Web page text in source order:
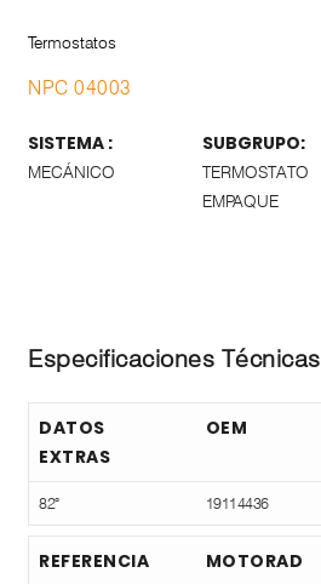
Termostatos
NPC 04003
SISTEMA :
MECÁNICO
SUBGRUPO:
TERMOSTATO
EMPAQUE
Especificaciones Técnicas
DATOS
EXTRAS
OEM
82° 19114436
REFERENCIA MOTORAD